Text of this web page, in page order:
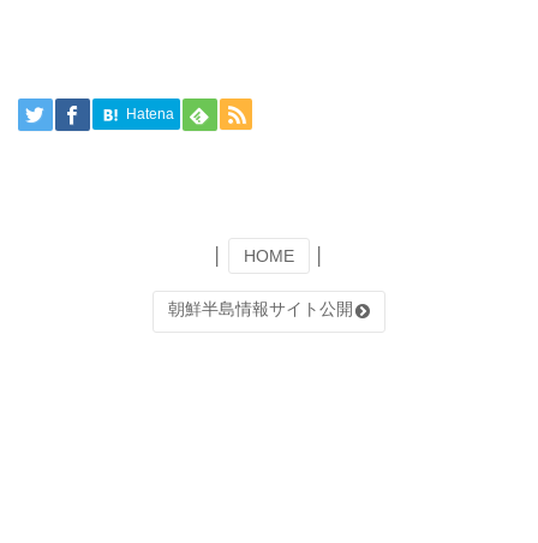
Hatena
HOME
朝鮮半島情報サイト公開